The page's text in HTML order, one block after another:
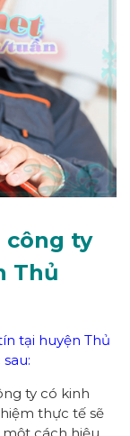
công ty
Thủ
tại huyện Thủ
ty có kinh
thực tế sẽ